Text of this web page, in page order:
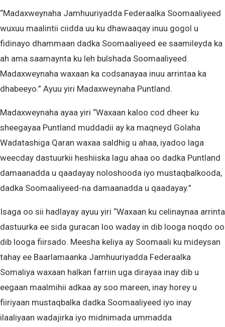
“Madaxweynaha Jamhuuriyadda Federaalka Soomaaliyeed
wuxuu maalintii ciidda uu ku dhawaaqay inuu gogol u
fidinayo dhammaan dadka Soomaaliyeed ee saamileyda ka
ah ama saamaynta ku leh bulshada Soomaaliyeed.
Madaxweynaha waxaan ka codsanayaa inuu arrintaa ka
dhabeeyo.” Ayuu yiri Madaxweynaha Puntland.
Madaxweynaha ayaa yiri “Waxaan kaloo cod dheer ku
sheegayaa Puntland muddadii ay ka maqneyd Golaha
Wadatashiga Qaran waxaa saldhig u ahaa, iyadoo laga
weecday dastuurkii heshiiska lagu ahaa oo dadka Puntland
damaanadda u qaadayay noloshooda iyo mustaqbalkooda,
dadka Soomaaliyeed-na damaanadda u qaadayay.”
Isaga oo sii hadlayay ayuu yiri “Waxaan ku celinaynaa arrinta
dastuurka ee sida guracan loo waday in dib looga noqdo oo
dib looga fiirsado. Meesha keliya ay Soomaali ku mideysan
tahay ee Baarlamaanka Jamhuuriyadda Federaalka
Somaliya waxaan halkan farriin uga dirayaa inay dib u
eegaan maalmihii adkaa ay soo mareen, inay horey u
fiiriyaan mustaqbalka dadka Soomaaliyeed iyo inay
ilaaliyaan wadajirka iyo midnimada ummadda